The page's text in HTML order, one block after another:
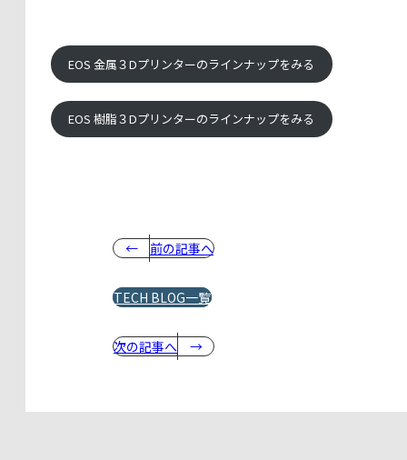
EOS 金属３Dプリンターのラインナップをみる
EOS 樹脂３Dプリンターのラインナップをみる
前の記事へ
TECH BLOG一覧
次の記事へ